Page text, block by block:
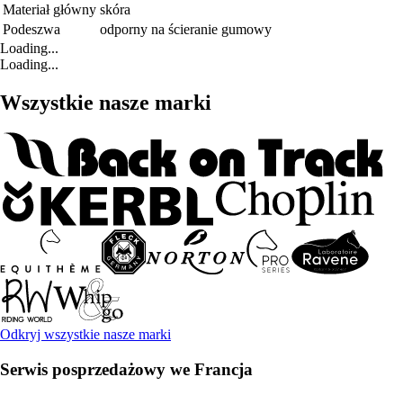
Materiał główny skóra
Podeszwa
odporny na ścieranie gumowy
Loading...
Loading...
Wszystkie nasze marki
Odkryj wszystkie nasze marki
Serwis posprzedażowy we Francja